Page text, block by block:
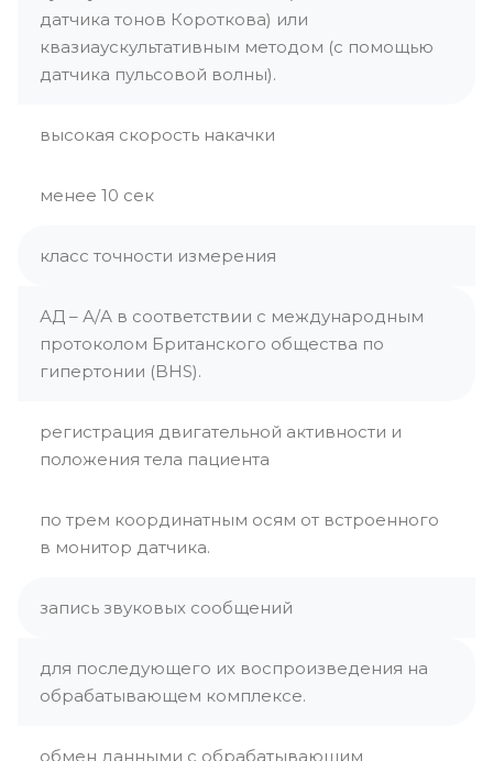
датчика тонов Короткова) или
квазиаускультативным методом (с помощью
датчика пульсовой волны).
высокая скорость накачки
менее 10 сек
класс точности измерения
АД – А/А в соответствии с международным
протоколом Британского общества по
гипертонии (BHS).
регистрация двигательной активности и
положения тела пациента
по трем координатным осям от встроенного
в монитор датчика.
запись звуковых сообщений
для последующего их воспроизведения на
обрабатывающем комплексе.
обмен данными с обрабатывающим